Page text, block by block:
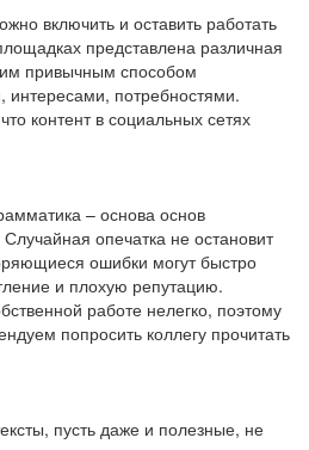
включить и оставить работать
представлена различная
привычным способом
потребностями.
контент в социальных сетях
– основа основ
опечатка не остановит
ошибки могут быстро
и плохую репутацию.
работе нелегко, поэтому
попросить коллегу прочитать
пусть даже и полезные, не